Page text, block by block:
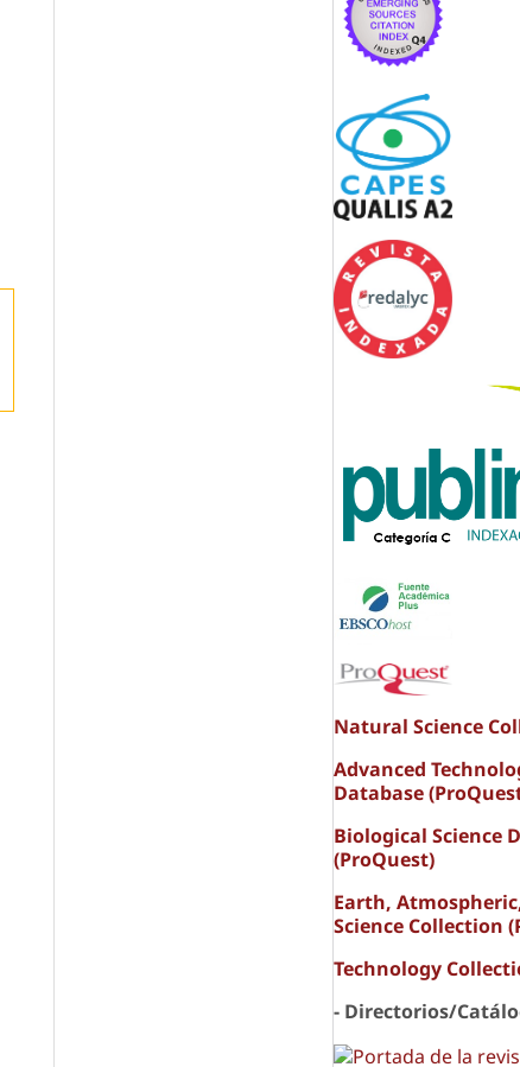
Natural Science
Advanced
Database
Biological Science
(ProQuest)
Earth,
Science Collection
Technology
- Directorios/